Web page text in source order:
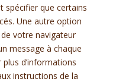
spécifier que certains
Une autre option
votre navigateur
message à chaque
d’informations
instructions de la